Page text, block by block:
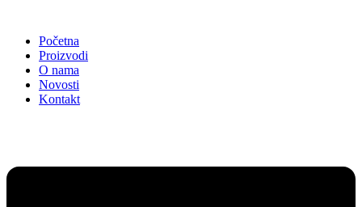
sadržajPočetna
Proizvodi
O nama
Novosti
Kontakt